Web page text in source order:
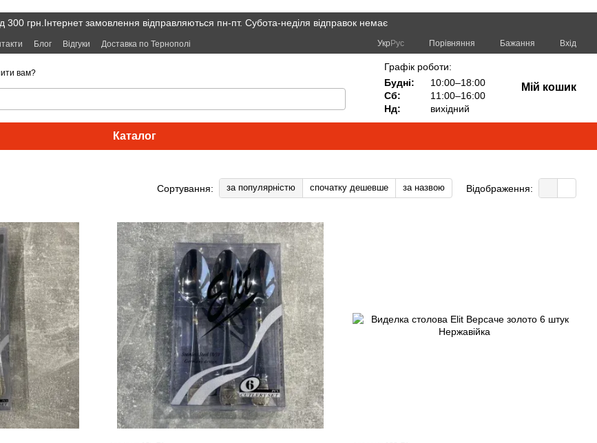
300 грн.Інтернет замовлення відправляються пн-пт. Субота-неділя відправок немає
Блог Відгуки Доставка по Тернополі Укр Рус Порівняння Бажання Вхід
вам?
Графік роботи:
Будні:
10:00–18:00
Сб:
11:00–16:00
Нд:
вихідний
Мій кошик
Каталог
Сортування: за популярністю спочатку дешевше за назвою Відображення: